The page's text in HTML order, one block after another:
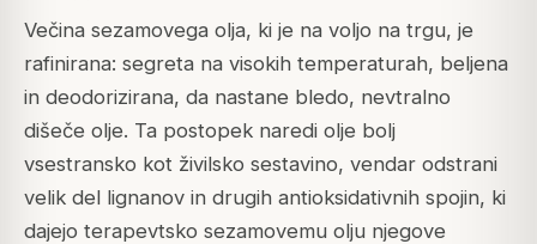
Večina sezamovega olja, ki je na voljo na trgu, je
rafinirana: segreta na visokih temperaturah, beljena
in deodorizirana, da nastane bledo, nevtralno
dišeče olje. Ta postopek naredi olje bolj
vsestransko kot živilsko sestavino, vendar odstrani
velik del lignanov in drugih antioksidativnih spojin, ki
dajejo terapevtsko sezamovemu olju njegove